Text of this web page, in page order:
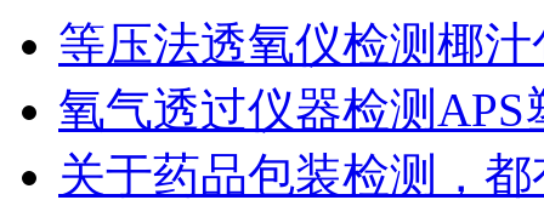
等压法透氧仪检测椰
氧气透过仪器检测
关于药品包装检测，